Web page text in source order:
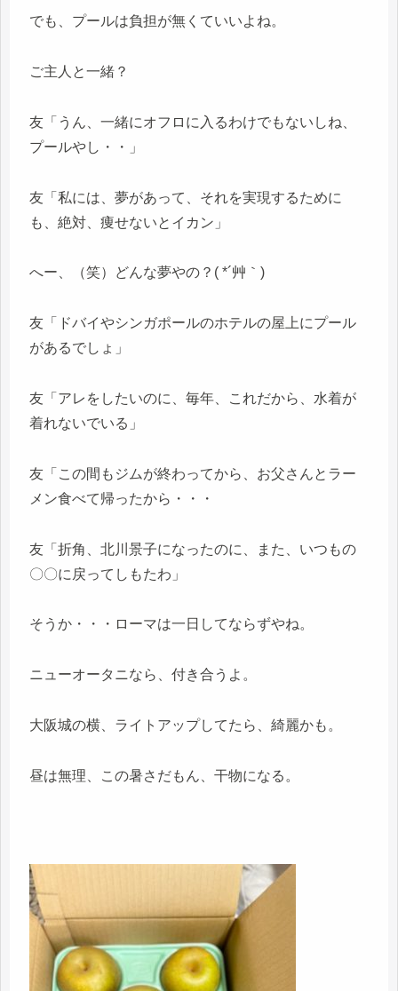
でも、プールは負担が無くていいよね。
ご主人と一緒？
友「うん、一緒にオフロに入るわけでもないしね、
プールやし・・」
友「私には、夢があって、それを実現するために
も、絶対、痩せないとイカン」
へー、（笑）どんな夢やの？( *´艸｀)
友「ドバイやシンガポールのホテルの屋上にプール
があるでしょ」
友「アレをしたいのに、毎年、これだから、水着が
着れないでいる」
友「この間もジムが終わってから、お父さんとラー
メン食べて帰ったから・・・
友「折角、北川景子になったのに、また、いつもの
〇〇に戻ってしもたわ」
そうか・・・ローマは一日してならずやね。
ニューオータニなら、付き合うよ。
大阪城の横、ライトアップしてたら、綺麗かも。
昼は無理、この暑さだもん、干物になる。